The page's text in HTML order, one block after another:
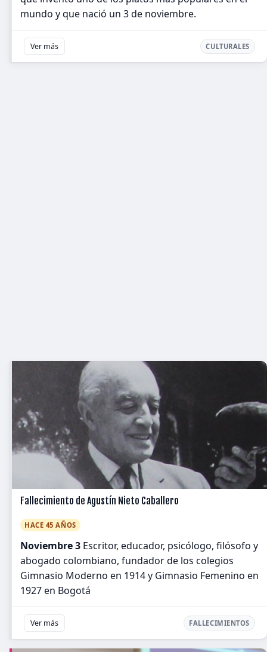
mundo y que nació un 3 de noviembre.
Ver más CULTURALES
Fallecimiento de Agustín Nieto Caballero
HACE 45 AÑOS
Noviembre 3 Escritor, educador, psicólogo, filósofo y
abogado colombiano, fundador de los colegios
Gimnasio Moderno en 1914 y Gimnasio Femenino en
1927 en Bogotá
Ver más FALLECIMIENTOS